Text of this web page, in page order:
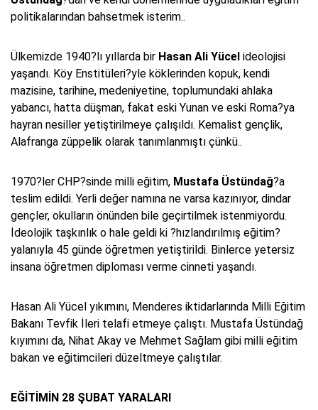
politikalarından bahsetmek isterim..
Ülkemizde 1940?lı yıllarda bir Hasan Ali Yücel ideolojisi
yaşandı. Köy Enstitüleri?yle köklerinden kopuk, kendi
mazisine, tarihine, medeniyetine, toplumundaki ahlaka
yabancı, hatta düşman, fakat eski Yunan ve eski Roma?ya
hayran nesiller yetiştirilmeye çalışıldı. Kemalist gençlik,
Alafranga züppelik olarak tanımlanmıştı çünkü..
1970?ler CHP?sinde milli eğitim, Mustafa Üstündağ?a
teslim edildi. Yerli değer namına ne varsa kazınıyor, dindar
gençler, okulların önünden bile geçirtilmek istenmiyordu.
İdeolojik taşkınlık o hale geldi ki ?hızlandırılmış eğitim?
yalanıyla 45 günde öğretmen yetiştirildi. Binlerce yetersiz
insana öğretmen diploması verme cinneti yaşandı.
Hasan Ali Yücel yıkımını, Menderes iktidarlarında Milli Eğitim
Bakanı Tevfik İleri telafi etmeye çalıştı. Mustafa Üstündağ
kıyımını da, Nihat Akay ve Mehmet Sağlam gibi milli eğitim
bakan ve eğitimcileri düzeltmeye çalıştılar.
EĞİTİMİN 28 ŞUBAT YARALARI